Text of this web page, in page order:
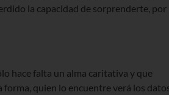
la capacidad de sorprenderte, por
hace falta un alma caritativa y que
quien lo encuentre verá los